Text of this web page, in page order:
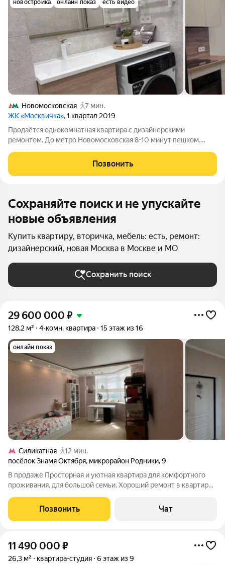
новостройка онлайн показ есть видео
Новомосковская
7 мин.
ЖК «Москвичка», 1 квартал 2019
Продаётся однокомнатная квартира с дизайнерскими
ремонтом. До метро Новомосковская 8-10 минут пешком.
эргономика, многоуровневое освещение (основной и
атмосферный свет), новая мебель и техника на
Позвонить
Сохраняйте поиск и не упускайте
новые объявления
Купить квартиру, вторичка, мебель: есть, ремонт:
дизайнерский, новая Москва в Москве и МО
Сохранить поиск
29 600 000 ₽
128,2 м² 4-комн. квартира 15 этаж из 16
онлайн показ
Силикатная
12 мин.
посёлок Знамя Октября, микрорайон Родники,9
В продаже Просторная и уютная квартира для комфортного
проживания, для большой семьи. Хороший ремонт в квартире,
Просторная кухня создаёт уют. Два больших санузла.
Открытые виды во двор- дом в
Позвонить Чат
11 490 000 ₽
26,3 м² квартира-студия 6 этаж из 9